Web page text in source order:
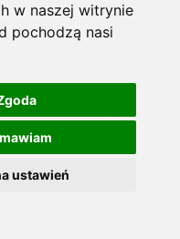
w naszej witrynie
pochodzą nasi
ustawień